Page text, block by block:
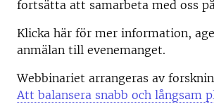
fortsätta att samarbeta med oss
Klicka här för mer information,
anmälan till evenemanget.
Webbinariet arrangeras av
Att balansera snabb och långsam